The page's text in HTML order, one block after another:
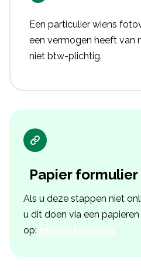
Een particulier wiens
een vermogen heeft van
niet btw-plichtig.
Papier formulier
Als u deze stappen niet
u dit doen via een
op: brugel.brussels